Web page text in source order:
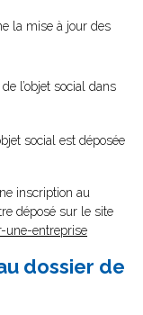
la mise à jour des
l’objet social dans
social est déposée
inscription au
déposé sur le site
entreprise
dossier de